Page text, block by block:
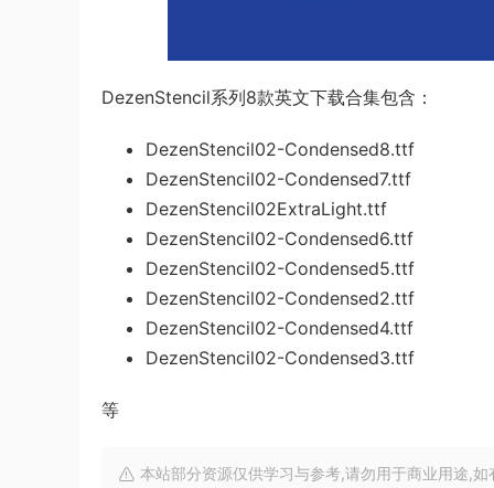
DezenStencil系列8款英文下载合集包含：
DezenStencil02-Condensed8.ttf
DezenStencil02-Condensed7.ttf
DezenStencil02ExtraLight.ttf
DezenStencil02-Condensed6.ttf
DezenStencil02-Condensed5.ttf
DezenStencil02-Condensed2.ttf
DezenStencil02-Condensed4.ttf
DezenStencil02-Condensed3.ttf
等
本站部分资源仅供学习与参考,请勿用于商业用途,